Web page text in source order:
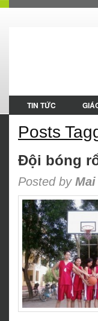
TIN TỨC
Posts
Đội bóng
Posted by Mai